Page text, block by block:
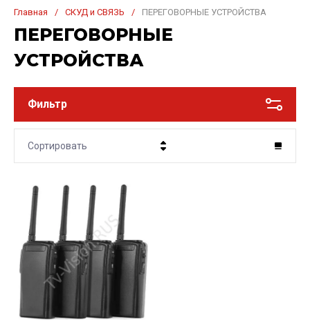
Главная / СКУД и СВЯЗЬ / ПЕРЕГОВОРНЫЕ УСТРОЙСТВА
ПЕРЕГОВОРНЫЕ
УСТРОЙСТВА
Фильтр
Сортировать
Цена - возрастание
Название - Я-А
Название - А-Я